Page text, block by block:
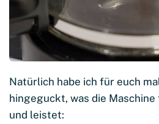
Natürlich habe ich für euch
hingeguckt, was die
und leistet: